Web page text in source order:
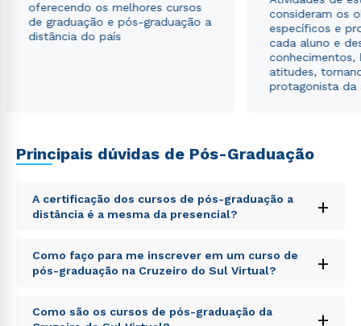
oferecendo os melhores cursos
de graduação e pós-graduação a
distância do país
consideram os
específicos e
cada aluno e
conhecimentos,
atitudes,
protagonista da
Principais dúvidas de Pós-Graduação
A certificação dos cursos de pós-graduação a
distância é a mesma da presencial?
+
Sed ut perspiciatis unde omnis iste natus error sit
voluptatem accusantium doloremque laudantium,
totam rem aperiam, eaque ipsa quae ab illo inventore
explicabo. Nemo enim ipsam voluptatem quia
Como faço para me inscrever em um curso de
pós-graduação na Cruzeiro do Sul Virtual?
+
Sed ut perspiciatis unde omnis iste natus error sit
voluptatem accusantium doloremque laudantium,
Como são os cursos de pós-graduação da
+